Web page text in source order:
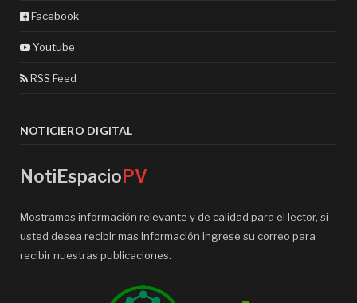
Facebook
Youtube
RSS Feed
NOTICIERO DIGITAL
NotiEspacioPV
Mostramos información relevante y de calidad para el lector, si
usted desea recibir mas información ingrese su correo para
recibir nuestras publicaciones.